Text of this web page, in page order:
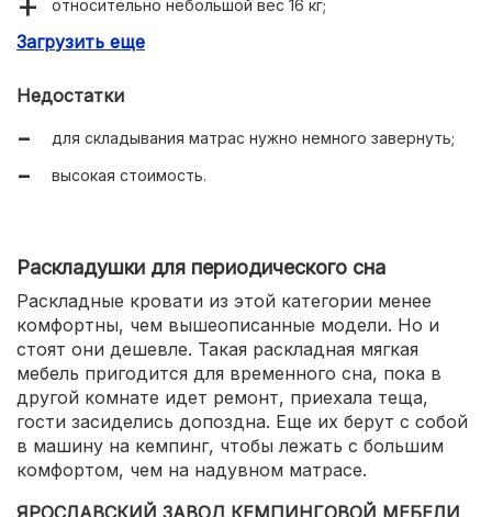
относительно небольшой вес 16 кг;
разрешена масса пользователя до 150 кг;
смещение подушки.
Загрузить еще
Недостатки
для складывания матрас нужно немного завернуть;
высокая стоимость.
Раскладушки для периодического сна
Раскладные кровати из этой категории менее
комфортны, чем вышеописанные модели. Но и
стоят они дешевле. Такая раскладная мягкая
мебель пригодится для временного сна, пока в
другой комнате идет ремонт, приехала теща,
гости засиделись допоздна. Еще их берут с собой
в машину на кемпинг, чтобы лежать с большим
комфортом, чем на надувном матрасе.
ЯРОСЛАВСКИЙ ЗАВОД КЕМПИНГОВОЙ МЕБЕЛИ